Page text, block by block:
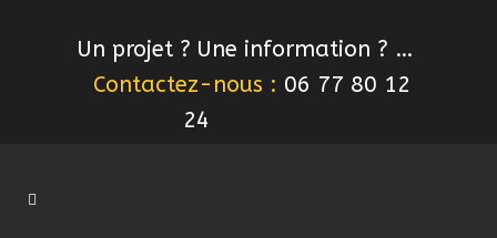
Un projet ? Une information ? …
Contactez-nous : 06 77 80 12
24